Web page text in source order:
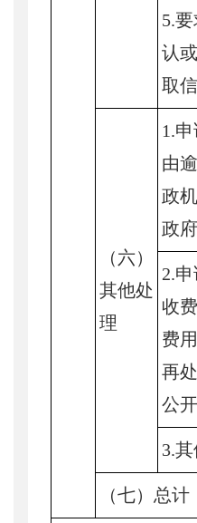
5.
认
取
（六）
其他处
理
1.
由
政
政
2.
收
费
再
公
3.
（七）总计